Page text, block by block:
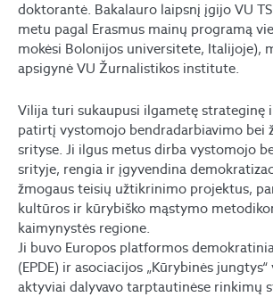
doktorantė. Bakalauro laipsnį įgijo VU
metu pagal Erasmus mainų programą
mokėsi Bolonijos universitete, Italijoje),
apsigynė VU Žurnalistikos institute.
Vilija turi sukaupusi ilgametę strateginę
patirtį vystomojo bendradarbiavimo bei
srityse. Ji ilgus metus dirba vystomojo
srityje, rengia ir įgyvendina
žmogaus teisių užtikrinimo projektus,
kultūros ir kūrybiško mąstymo
kaimynystės regione.
Ji buvo Europos platformos
(EPDE) ir asociacijos „Kūrybinės
aktyviai dalyvavo tarptautinėse rinkimų